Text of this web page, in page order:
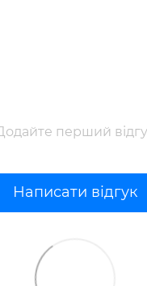
перший
Написати відгук